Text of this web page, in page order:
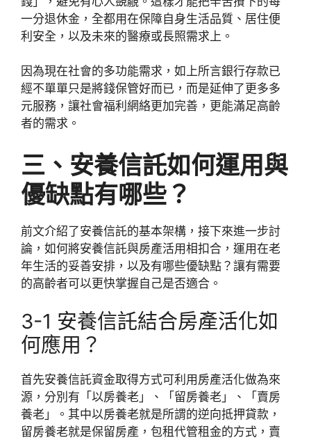
一分退休金，全都用在保障自身生活品質、居住便
利安全，以及未來的醫療或長照需求上。
因為現在社會的多功能需求，如上所言銀行存款已
經不單單只是將錢保管好而已，而是延伸了更多多
元服務，讓社會福利網絡更加完善，更能滿足高齡
者的需求。
三、 安養信託如何運用與
優缺點有哪些？
前文介紹了安養信託的基本架構，接下來進一步討
論，如何將安養信託與房產活用相扣合，運用在老
年生活的妥善安排，以及有哪些優缺點？讓有需要
的高齡者可以更快掌握自己是否適合。
3-1 安養信託結合房產活化如
何應用？
首先安養信託資金取得方式可利用房產活化做為來
源，分別有「以房養老」、「留房養老」、「賣房
養老」。其中以房養老就是所謂的逆向抵押貸款，
留房養老就是保留房產，包租代管租金的方式，賣